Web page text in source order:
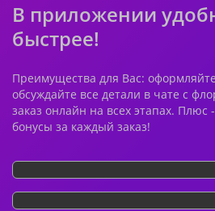
В приложении
быстрее!
Преимущества для Вас:
обсуждайте все детали в чате с
заказ онлайн на всех этапах.
бонусы за каждый заказ!